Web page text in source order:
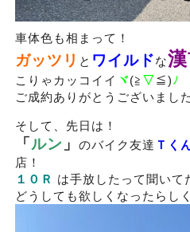
車体色も相まって！
ガッツリ と ワイルドな
こりゃカッコイイ ヾ(≧ ▽ ≦)ﾉ
ご成約ありがとうございました
そして、先日は！
「 ルン 」 のバイク友達 Ｔく
店！
１０Ｒ は手放したって聞いて
どうしても欲しくなったらし